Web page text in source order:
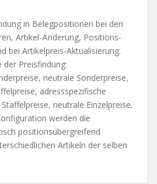
in Belegpositionen bei den
Artikel-Änderung, Positions-
bei Artikelpreis-Aktualisierung.
Preisfindung:
neutrale Sonderpreise,
adressspezifische
neutrale Einzelpreise.
werden die
positionsübergreifend
Artikeln der selben